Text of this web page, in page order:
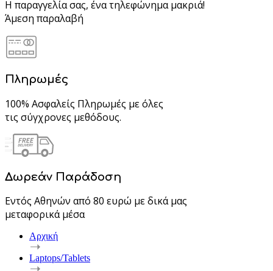
Η παραγγελία σας, ένα τηλεφώνημα μακριά!
Άμεση παραλαβή
Πληρωμές
100% Ασφαλείς Πληρωμές με όλες
τις σύγχρονες μεθόδους.
Δωρεάν Παράδοση
Εντός Αθηνών από 80 ευρώ με δικά μας
μεταφορικά μέσα
Αρχική
Laptops/Tablets